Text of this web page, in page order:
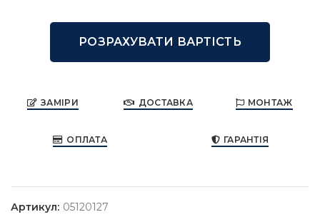
РОЗРАХУВАТИ ВАРТІСТЬ
ЗАМІРИ ДОСТАВКА МОНТАЖ
ОПЛАТА ГАРАНТІЯ
Артикул: 05120127